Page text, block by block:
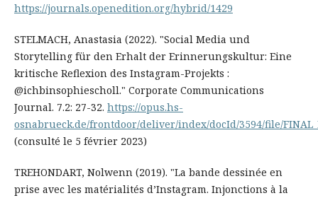
https://journals.openedition.org/hybrid/1429
STELMACH, Anastasia (2022). "Social Media und
Storytelling für den Erhalt der Erinnerungskultur: Eine
kritische Reflexion des Instagram-Projekts :
@ichbinsophiescholl." Corporate Communications
Journal. 7.2: 27-32. https://opus.hs-
osnabrueck.de/frontdoor/deliver/index/docId/3594/file/
(consulté le 5 février 2023)
TREHONDART, Nolwenn (2019). "La bande dessinée en
prise avec les matérialités d’Instagram. Injonctions à la